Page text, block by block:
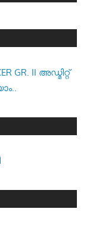
GR. II അഡ്മിറ്റ്